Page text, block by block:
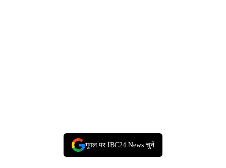
गूगल पर IBC24 News चुनें